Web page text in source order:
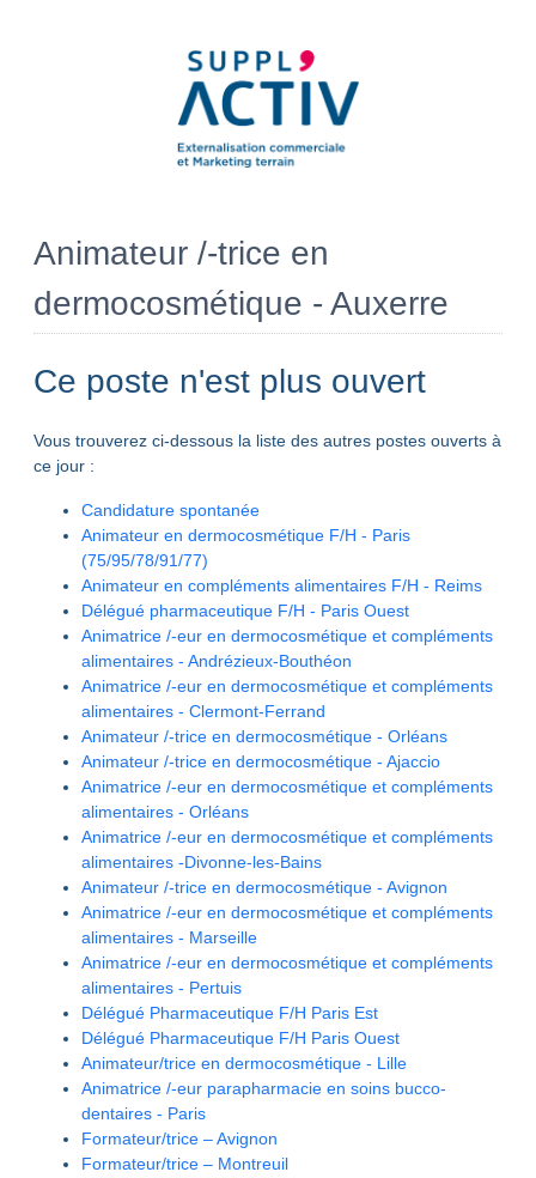
Animateur /-trice en
dermocosmétique - Auxerre
Ce poste n'est plus ouvert
Vous trouverez ci-dessous la liste des autres postes ouverts à
ce jour :
Candidature spontanée
Animateur en dermocosmétique F/H - Paris
(75/95/78/91/77)
Animateur en compléments alimentaires F/H - Reims
Délégué pharmaceutique F/H - Paris Ouest
Animatrice /-eur en dermocosmétique et compléments
alimentaires - Andrézieux-Bouthéon
Animatrice /-eur en dermocosmétique et compléments
alimentaires - Clermont-Ferrand
Animateur /-trice en dermocosmétique - Orléans
Animateur /-trice en dermocosmétique - Ajaccio
Animatrice /-eur en dermocosmétique et compléments
alimentaires - Orléans
Animatrice /-eur en dermocosmétique et compléments
alimentaires -Divonne-les-Bains
Animateur /-trice en dermocosmétique - Avignon
Animatrice /-eur en dermocosmétique et compléments
alimentaires - Marseille
Animatrice /-eur en dermocosmétique et compléments
alimentaires - Pertuis
Délégué Pharmaceutique F/H Paris Est
Délégué Pharmaceutique F/H Paris Ouest
Animateur/trice en dermocosmétique - Lille
Animatrice /-eur parapharmacie en soins bucco-
dentaires - Paris
Formateur/trice – Avignon
Formateur/trice – Montreuil